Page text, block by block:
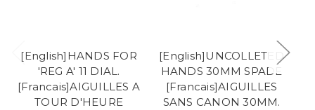
[English]HANDS FOR
'REG A' 11 DIAL.
[Francais]AIGUILLES A
TOUR D'HEURE
[English]UNCOLLETED
HANDS 30MM SPADE
[Francais]AIGUILLES
SANS CANON 30MM.